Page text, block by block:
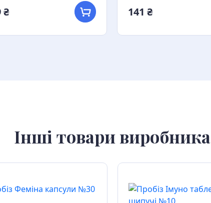
₴ 141 ₴
Інші товари виробника